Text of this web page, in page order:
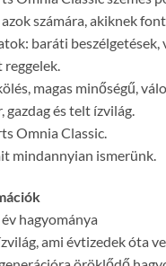
számára, akiknek
baráti beszélgetések,
magas minőségű,
gazdag és telt ízvilág.
Omnia Classic.
mindannyian ismerünk.
hagyománya
ami évtizedek óta